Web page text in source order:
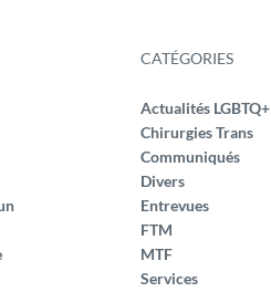
CATÉGORIES
Actualités LGBTQ+
Chirurgies Trans
Communiqués
Divers
Entrevues
FTM
MTF
Services